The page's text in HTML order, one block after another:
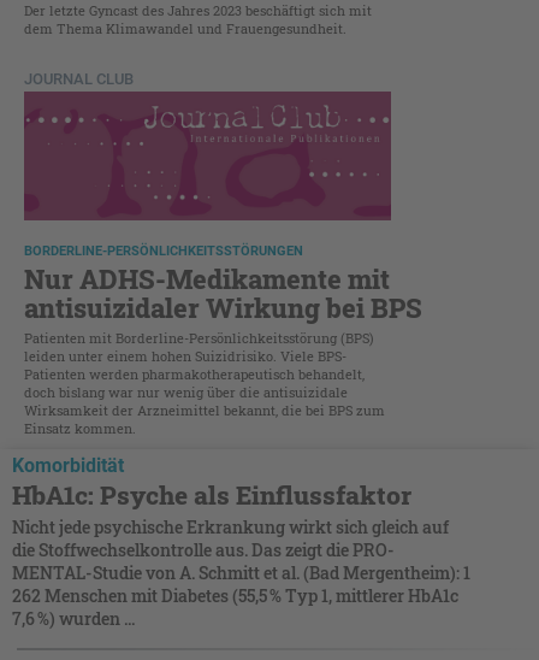
Der letzte Gyncast des Jahres 2023 beschäftigt sich mit
dem Thema Klimawandel und Frauengesundheit.
JOURNAL CLUB
BORDERLINE-PERSÖNLICHKEITSSTÖRUNGEN
Nur ADHS-Medikamente mit
antisuizidaler Wirkung bei BPS
Patienten mit Borderline-Persönlichkeitsstörung (BPS)
leiden unter einem hohen Suizidrisiko. Viele BPS-
Patienten werden pharmakotherapeutisch behandelt,
doch bislang war nur wenig über die antisuizidale
Wirksamkeit der Arzneimittel bekannt, die bei BPS zum
Einsatz kommen.
Komorbidität
HbA1c: Psyche als Einflussfaktor
Nicht jede psychische Erkrankung wirkt sich gleich auf
die Stoffwechselkontrolle aus. Das zeigt die PRO-
MENTAL-Studie von A. Schmitt et al. (Bad Mergentheim): 1
262 Menschen mit Diabetes (55,5 % Typ 1, mittlerer HbA1c
7,6 %) wurden ...